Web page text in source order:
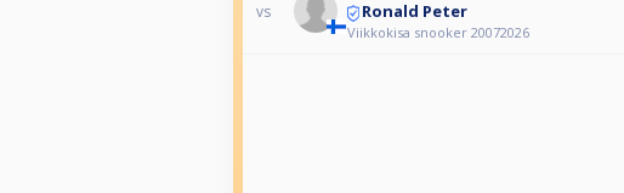
vs Ronald Peter
Viikkokisa snooker 20072026